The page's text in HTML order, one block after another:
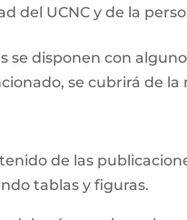
del UCNC y de la
se disponen con
se cubrirá de la
de las
tablas y figuras.